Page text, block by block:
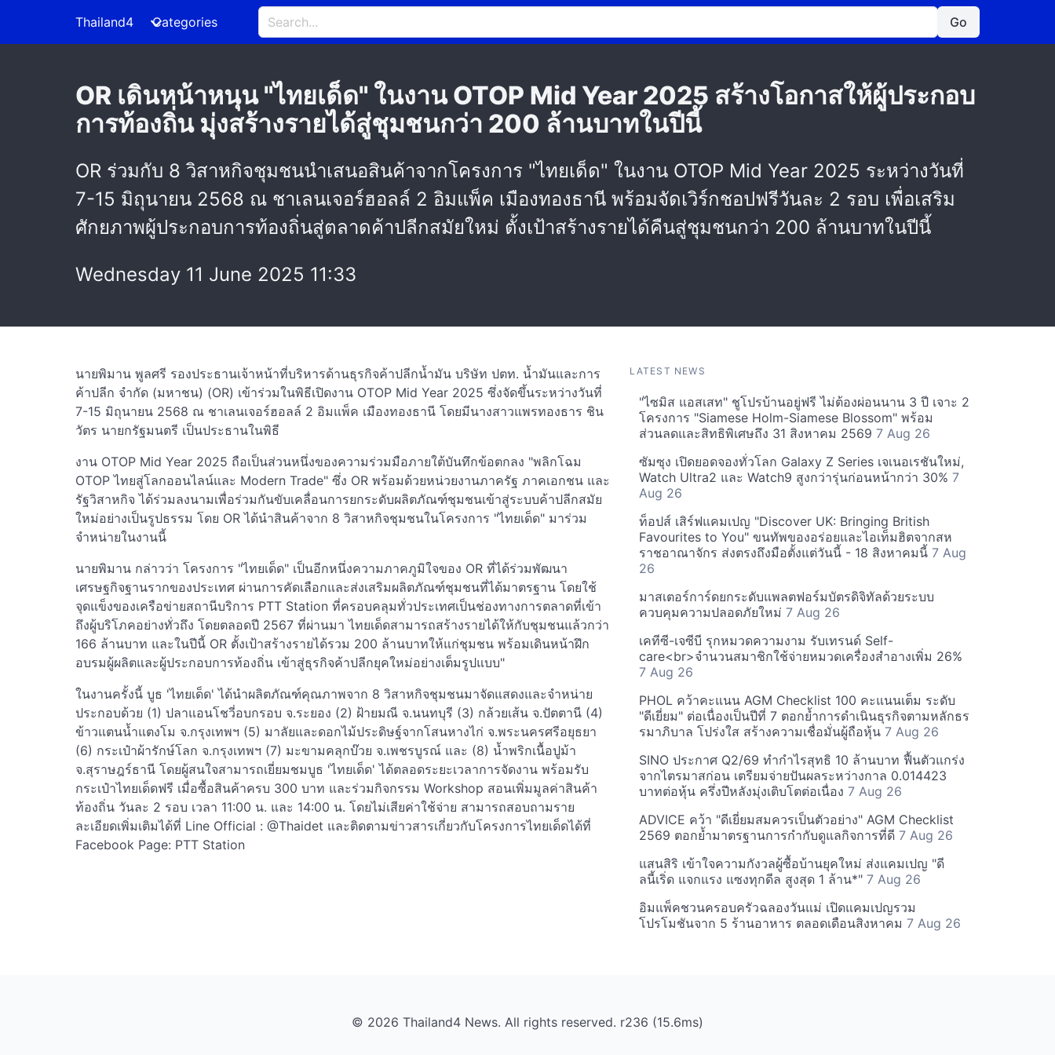
Thailand4 Categories Go
OR เดินหน้าหนุน "ไทยเด็ด" ในงาน OTOP Mid Year 2025 สร้างโอกาสให้ผู้ประกอบ
การท้องถิ่น มุ่งสร้างรายได้สู่ชุมชนกว่า 200 ล้านบาทในปีนี้
OR ร่วมกับ 8 วิสาหกิจชุมชนนำเสนอสินค้าจากโครงการ "ไทยเด็ด" ในงาน OTOP Mid Year 2025 ระหว่างวันที่
7-15 มิถุนายน 2568 ณ ชาเลนเจอร์ฮอลล์ 2 อิมแพ็ค เมืองทองธานี พร้อมจัดเวิร์กชอปฟรีวันละ 2 รอบ เพื่อเสริม
ศักยภาพผู้ประกอบการท้องถิ่นสู่ตลาดค้าปลีกสมัยใหม่ ตั้งเป้าสร้างรายได้คืนสู่ชุมชนกว่า 200 ล้านบาทในปีนี้
Wednesday 11 June 2025 11:33
นายพิมาน พูลศรี รองประธานเจ้าหน้าที่บริหารด้านธุรกิจค้าปลีกน้ำมัน บริษัท ปตท. น้ำมันและการ
ค้าปลีก จำกัด (มหาชน) (OR) เข้าร่วมในพิธีเปิดงาน OTOP Mid Year 2025 ซึ่งจัดขึ้นระหว่างวันที่
7-15 มิถุนายน 2568 ณ ชาเลนเจอร์ฮอลล์ 2 อิมแพ็ค เมืองทองธานี โดยมีนางสาวแพรทองธาร ชิน
วัตร นายกรัฐมนตรี เป็นประธานในพิธี
งาน OTOP Mid Year 2025 ถือเป็นส่วนหนึ่งของความร่วมมือภายใต้บันทึกข้อตกลง "พลิกโฉม
OTOP ไทยสู่โลกออนไลน์และ Modern Trade" ซึ่ง OR พร้อมด้วยหน่วยงานภาครัฐ ภาคเอกชน และ
รัฐวิสาหกิจ ได้ร่วมลงนามเพื่อร่วมกันขับเคลื่อนการยกระดับผลิตภัณฑ์ชุมชนเข้าสู่ระบบค้าปลีกสมัย
ใหม่อย่างเป็นรูปธรรม โดย OR ได้นำสินค้าจาก 8 วิสาหกิจชุมชนในโครงการ "ไทยเด็ด" มาร่วม
จำหน่ายในงานนี้
นายพิมาน กล่าวว่า โครงการ "ไทยเด็ด" เป็นอีกหนึ่งความภาคภูมิใจของ OR ที่ได้ร่วมพัฒนา
เศรษฐกิจฐานรากของประเทศ ผ่านการคัดเลือกและส่งเสริมผลิตภัณฑ์ชุมชนที่ได้มาตรฐาน โดยใช้
จุดแข็งของเครือข่ายสถานีบริการ PTT Station ที่ครอบคลุมทั่วประเทศเป็นช่องทางการตลาดที่เข้า
ถึงผู้บริโภคอย่างทั่วถึง โดยตลอดปี 2567 ที่ผ่านมา ไทยเด็ดสามารถสร้างรายได้ให้กับชุมชนแล้วกว่า
166 ล้านบาท และในปีนี้ OR ตั้งเป้าสร้างรายได้รวม 200 ล้านบาทให้แก่ชุมชน พร้อมเดินหน้าฝึก
อบรมผู้ผลิตและผู้ประกอบการท้องถิ่น เข้าสู่ธุรกิจค้าปลีกยุคใหม่อย่างเต็มรูปแบบ"
ในงานครั้งนี้ บูธ 'ไทยเด็ด' ได้นำผลิตภัณฑ์คุณภาพจาก 8 วิสาหกิจชุมชนมาจัดแสดงและจำหน่าย
ประกอบด้วย (1) ปลาแอนโชวี่อบกรอบ จ.ระยอง (2) ฝ้ายมณี จ.นนทบุรี (3) กล้วยเส้น จ.ปัตตานี (4)
ข้าวแตนน้ำแตงโม จ.กรุงเทพฯ (5) มาลัยและดอกไม้ประดิษฐ์จากโสนหางไก่ จ.พระนครศรีอยุธยา
(6) กระเป๋าผ้ารักษ์โลก จ.กรุงเทพฯ (7) มะขามคลุกบ๊วย จ.เพชรบูรณ์ และ (8) น้ำพริกเนื้อปูม้า
จ.สุราษฎร์ธานี โดยผู้สนใจสามารถเยี่ยมชมบูธ 'ไทยเด็ด' ได้ตลอดระยะเวลาการจัดงาน พร้อมรับ
กระเป๋าไทยเด็ดฟรี เมื่อซื้อสินค้าครบ 300 บาท และร่วมกิจกรรม Workshop สอนเพิ่มมูลค่าสินค้า
ท้องถิ่น วันละ 2 รอบ เวลา 11:00 น. และ 14:00 น. โดยไม่เสียค่าใช้จ่าย สามารถสอบถามราย
ละเอียดเพิ่มเติมได้ที่ Line Official : @Thaidet และติดตามข่าวสารเกี่ยวกับโครงการไทยเด็ดได้ที่
Facebook Page: PTT Station
LATEST NEWS
"ไซมิส แอสเสท" ชูโปรบ้านอยู่ฟรี ไม่ต้องผ่อนนาน 3 ปี เจาะ 2
โครงการ "Siamese Holm-Siamese Blossom" พร้อม
ส่วนลดและสิทธิพิเศษถึง 31 สิงหาคม 2569 7 Aug 26
ซัมซุง เปิดยอดจองทั่วโลก Galaxy Z Series เจเนอเรชันใหม่,
Watch Ultra2 และ Watch9 สูงกว่ารุ่นก่อนหน้ากว่า 30% 7
Aug 26
ท็อปส์ เสิร์ฟแคมเปญ "Discover UK: Bringing British
Favourites to You" ขนทัพของอร่อยและไอเท็มฮิตจากสห
ราชอาณาจักร ส่งตรงถึงมือตั้งแต่วันนี้ - 18 สิงหาคมนี้ 7 Aug
26
มาสเตอร์การ์ดยกระดับแพลตฟอร์มบัตรดิจิทัลด้วยระบบ
ควบคุมความปลอดภัยใหม่ 7 Aug 26
เคทีซี-เจซีบี รุกหมวดความงาม รับเทรนด์ Self-
care<br>จำนวนสมาชิกใช้จ่ายหมวดเครื่องสำอางเพิ่ม 26%
7 Aug 26
PHOL คว้าคะแนน AGM Checklist 100 คะแนนเต็ม ระดับ
"ดีเยี่ยม" ต่อเนื่องเป็นปีที่ 7 ตอกย้ำการดำเนินธุรกิจตามหลักธร
รมาภิบาล โปร่งใส สร้างความเชื่อมั่นผู้ถือหุ้น 7 Aug 26
SINO ประกาศ Q2/69 ทำกำไรสุทธิ 10 ล้านบาท ฟื้นตัวแกร่ง
จากไตรมาสก่อน เตรียมจ่ายปันผลระหว่างกาล 0.014423
บาทต่อหุ้น ครึ่งปีหลังมุ่งเติบโตต่อเนื่อง 7 Aug 26
ADVICE คว้า "ดีเยี่ยมสมควรเป็นตัวอย่าง" AGM Checklist
2569 ตอกย้ำมาตรฐานการกำกับดูแลกิจการที่ดี 7 Aug 26
แสนสิริ เข้าใจความกังวลผู้ซื้อบ้านยุคใหม่ ส่งแคมเปญ "ดี
ลนี้เริ่ด แจกแรง แซงทุกดีล สูงสุด 1 ล้าน*" 7 Aug 26
อิมแพ็คชวนครอบครัวฉลองวันแม่ เปิดแคมเปญรวม
โปรโมชันจาก 5 ร้านอาหาร ตลอดเดือนสิงหาคม 7 Aug 26
© 2026 Thailand4 News. All rights reserved. r236 (15.6ms)